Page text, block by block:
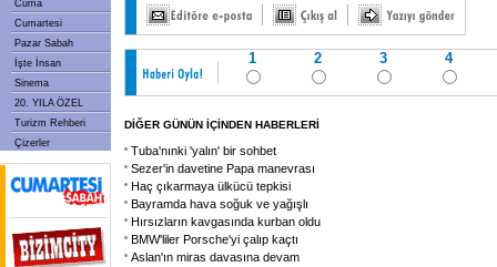
Cuma
Cumartesi
Pazar Sabah
İşte İnsan
Sinema
20. YILA ÖZEL
Turizm Rehberi
Çizerler
1 2 3 4
DİĞER GÜNÜN İÇİNDEN HABERLERİ
Tuba'nınki 'yalın' bir sohbet
Sezer'in davetine Papa manevrası
Haç çıkarmaya ülkücü tepkisi
Bayramda hava soğuk ve yağışlı
Hırsızların kavgasında kurban oldu
BMW'liler Porsche'yi çalıp kaçtı
Aslan'ın miras davasına devam